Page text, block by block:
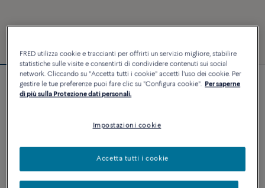
Bracciale Force 10
PERSONALIZZA
AGGIUNGI AL CARRELLO
FRED utilizza cookie e traccianti per offrirti un servizio migliore, stabilire
statistiche sulle visite e consentirti di condividere contenuti sui social
network. Cliccando su "Accetta tutti i cookie" accetti l'uso dei cookie. Per
gestire le tue preferenze puoi fare clic su "Configura cookie". Per saperne
di più sulla Protezione dati personali.
Impostazioni cookie
Accetta tutti i cookie